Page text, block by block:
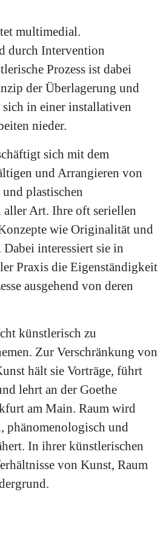
multimedial.
durch Intervention
Prozess ist dabei
der Überlagerung und
in einer installativen
nieder.
sich mit dem
und Arrangieren von
plastischen
Art. Ihre oft seriellen
wie Originalität und
interessiert sie in
Praxis die Eigenständigkeit
ausgehend von deren
künstlerisch zu
Zur Verschränkung von
hält sie Vorträge, führt
lehrt an der Goethe
am Main. Raum wird
phänomenologisch und
In ihrer künstlerischen
von Kunst, Raum